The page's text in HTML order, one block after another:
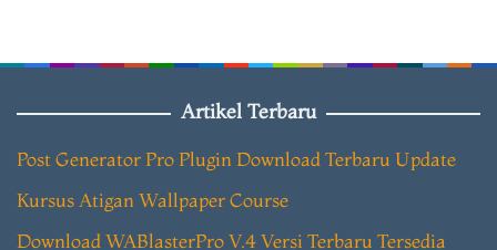
Artikel Terbaru
Post Generator Pro Plugin Download Terbaru Update
Kursus Atigan Wallpaper Course
Download WABlasterPro V.4 Versi Terbaru Tersedia